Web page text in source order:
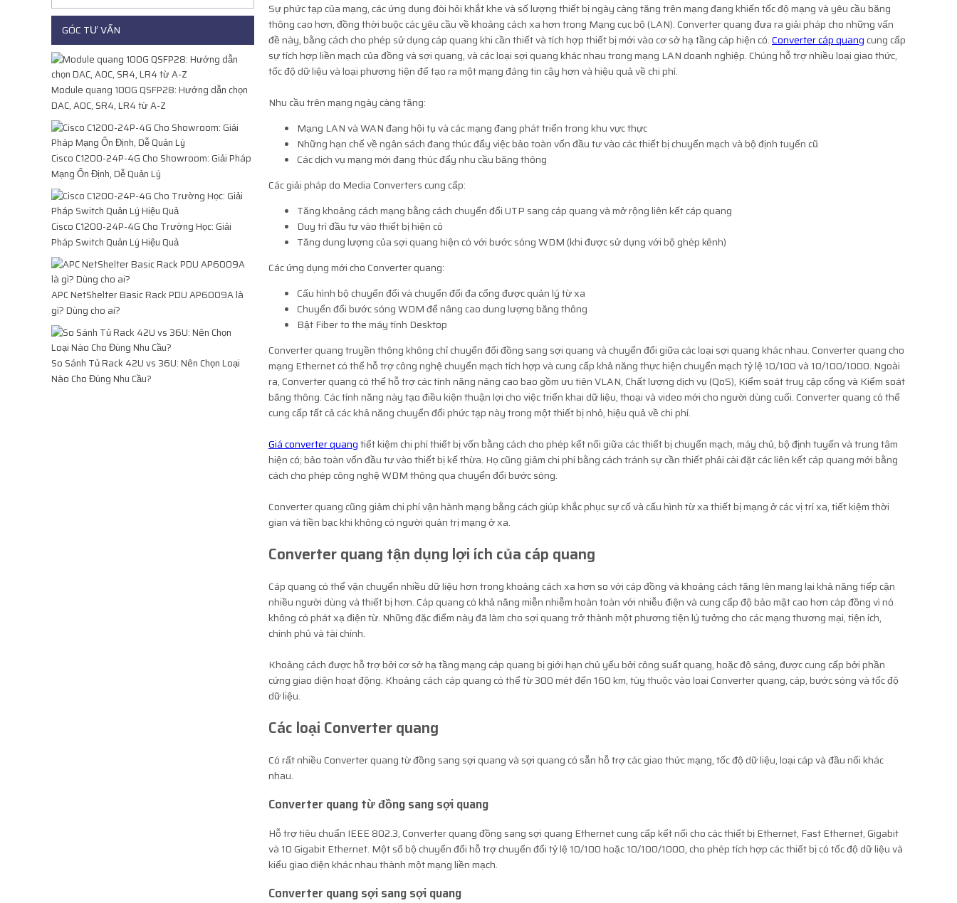
GÓC TƯ VẤN
Module quang 100G QSFP28: Hướng dẫn chọn
DAC, AOC, SR4, LR4 từ A-Z
Cisco C1200-24P-4G Cho Showroom: Giải Pháp
Mạng Ổn Định, Dễ Quản Lý
Cisco C1200-24P-4G Cho Trường Học: Giải
Pháp Switch Quản Lý Hiệu Quả
APC NetShelter Basic Rack PDU AP6009A là
gì? Dùng cho ai?
So Sánh Tủ Rack 42U vs 36U: Nên Chọn Loại
Nào Cho Đúng Nhu Cầu?
Sự phức tạp của mạng, các ứng dụng đòi hỏi khắt khe và số lượng thiết bị ngày càng tăng trên mạng đang khiến tốc độ mạng và yêu cầu băng
thông cao hơn, đồng thời buộc các yêu cầu về khoảng cách xa hơn trong Mạng cục bộ (LAN). Converter quang đưa ra giải pháp cho những vấn
đề này, bằng cách cho phép sử dụng cáp quang khi cần thiết và tích hợp thiết bị mới vào cơ sở hạ tầng cáp hiện có.Converter cáp quangcung cấp
sự tích hợp liền mạch của đồng và sợi quang, và các loại sợi quang khác nhau trong mạng LAN doanh nghiệp. Chúng hỗ trợ nhiều loại giao thức,
tốc độ dữ liệu và loại phương tiện để tạo ra một mạng đáng tin cậy hơn và hiệu quả về chi phí.
Nhu cầu trên mạng ngày càng tăng:
Mạng LAN và WAN đang hội tụ và các mạng đang phát triển trong khu vực thực
Những hạn chế về ngân sách đang thúc đẩy việc bảo toàn vốn đầu tư vào các thiết bị chuyển mạch và bộ định tuyến cũ
Các dịch vụ mạng mới đang thúc đẩy nhu cầu băng thông
Các giải pháp do Media Converters cung cấp:
Tăng khoảng cách mạng bằng cách chuyển đổi UTP sang cáp quang và mở rộng liên kết cáp quang
Duy trì đầu tư vào thiết bị hiện có
Tăng dung lượng của sợi quang hiện có với bước sóng WDM (khi được sử dụng với bộ ghép kênh)
Các ứng dụng mới cho Converter quang:
Cấu hình bộ chuyển đổi và chuyển đổi đa cổng được quản lý từ xa
Chuyển đổi bước sóng WDM để nâng cao dung lượng băng thông
Bật Fiber to the máy tính Desktop
Converter quang truyền thông không chỉ chuyển đổi đồng sang sợi quang và chuyển đổi giữa các loại sợi quang khác nhau. Converter quang cho
mạng Ethernet có thể hỗ trợ công nghệ chuyển mạch tích hợp và cung cấp khả năng thực hiện chuyển mạch tỷ lệ 10/100 và 10/100/1000. Ngoài
ra, Converter quang có thể hỗ trợ các tính năng nâng cao bao gồm ưu tiên VLAN, Chất lượng dịch vụ (QoS), Kiểm soát truy cập cổng và Kiểm soát
băng thông. Các tính năng này tạo điều kiện thuận lợi cho việc triển khai dữ liệu, thoại và video mới cho người dùng cuối. Converter quang có thể
cung cấp tất cả các khả năng chuyển đổi phức tạp này trong một thiết bị nhỏ, hiệu quả về chi phí.
Giá converter quangtiết kiệm chi phí thiết bị vốn bằng cách cho phép kết nối giữa các thiết bị chuyển mạch, máy chủ, bộ định tuyến và trung tâm
hiện có; bảo toàn vốn đầu tư vào thiết bị kế thừa. Họ cũng giảm chi phí bằng cách tránh sự cần thiết phải cài đặt các liên kết cáp quang mới bằng
cách cho phép công nghệ WDM thông qua chuyển đổi bước sóng.
Converter quang cũng giảm chi phí vận hành mạng bằng cách giúp khắc phục sự cố và cấu hình từ xa thiết bị mạng ở các vị trí xa, tiết kiệm thời
gian và tiền bạc khi không có người quản trị mạng ở xa.
Converter quang tận dụng lợi ích của cáp quang
Cáp quang có thể vận chuyển nhiều dữ liệu hơn trong khoảng cách xa hơn so với cáp đồng và khoảng cách tăng lên mang lại khả năng tiếp cận
nhiều người dùng và thiết bị hơn. Cáp quang có khả năng miễn nhiễm hoàn toàn với nhiễu điện và cung cấp độ bảo mật cao hơn cáp đồng vì nó
không có phát xạ điện từ. Những đặc điểm này đã làm cho sợi quang trở thành một phương tiện lý tưởng cho các mạng thương mại, tiện ích,
chính phủ và tài chính.
Khoảng cách được hỗ trợ bởi cơ sở hạ tầng mạng cáp quang bị giới hạn chủ yếu bởi công suất quang, hoặc độ sáng, được cung cấp bởi phần
cứng giao diện hoạt động. Khoảng cách cáp quang có thể từ 300 mét đến 160 km, tùy thuộc vào loại Converter quang, cáp, bước sóng và tốc độ
dữ liệu.
Các loại Converter quang
Có rất nhiều Converter quang từ đồng sang sợi quang và sợi quang có sẵn hỗ trợ các giao thức mạng, tốc độ dữ liệu, loại cáp và đầu nối khác
nhau.
Converter quang từ đồng sang sợi quang
Hỗ trợ tiêu chuẩn IEEE 802.3, Converter quang đồng sang sợi quang Ethernet cung cấp kết nối cho các thiết bị Ethernet, Fast Ethernet, Gigabit
và 10 Gigabit Ethernet. Một số bộ chuyển đổi hỗ trợ chuyển đổi tỷ lệ 10/100 hoặc 10/100/1000, cho phép tích hợp các thiết bị có tốc độ dữ liệu và
kiểu giao diện khác nhau thành một mạng liền mạch.
Converter quang sợi sang sợi quang